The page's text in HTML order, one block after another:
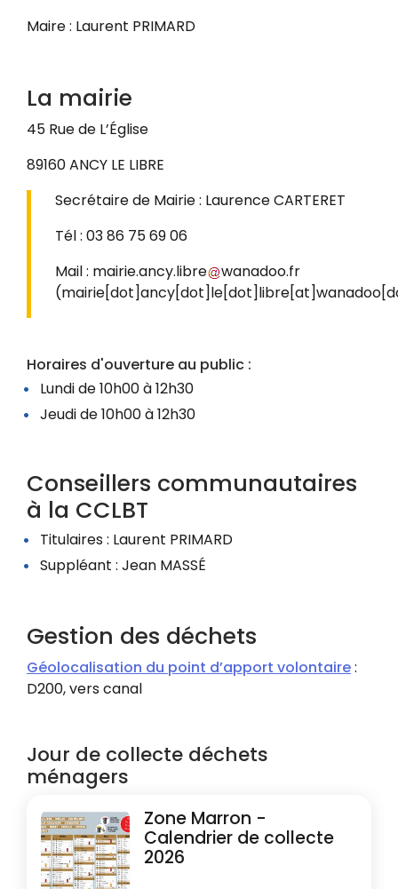
Maire : Laurent PRIMARD
La mairie
45 Rue de L’Église
89160 ANCY LE LIBRE
Secrétaire de Mairie : Laurence CARTERET
Tél : 03 86 75 69 06
Mail : mairie.ancy.libre wanadoo.fr
Horaires d'ouverture au public :
Lundi de 10h00 à 12h30
Jeudi de 10h00 à 12h30
Conseillers communautaires
à la CCLBT
Titulaires : Laurent PRIMARD
Suppléant : Jean MASSÉ
Gestion des déchets
Géolocalisation du point d’apport volontaire:
D200, vers canal
Jour de collecte déchets
ménagers
Zone Marron -
Calendrier de collecte
2026